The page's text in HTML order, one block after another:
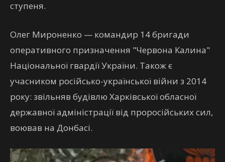
ступеня.
Олег Мироненко — командир 14 бригади
оперативного призначення "Червона Калина"
Національної гвардії України. Також є
учасником російсько-української війни з 2014
року: звільняв будівлю Харківської обласної
державної адміністрації від проросійських сил,
воював на Донбасі.